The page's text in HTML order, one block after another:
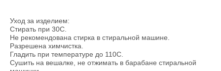
Уход за изделием:
Стирать при 30С.
Не рекомендована стирка в стиральной машине.
Разрешена химчистка.
Гладить при температуре до 110С.
Сушить на вешалке, не отжимать в барабане стиральной